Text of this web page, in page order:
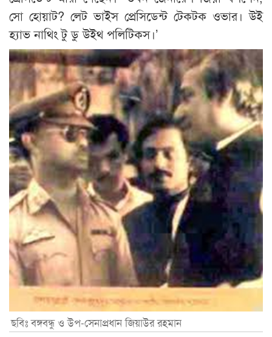
সো হোয়াট? লেট ভাইস প্রেসিডেন্ট টেকটক ওভার। উই
হ্যাভ নাথিং টু ডু উইথ পলিটিকস।’
ছবিঃ বঙ্গবন্ধু ও উপ-সেনাপ্রধান জিয়াউর রহমান